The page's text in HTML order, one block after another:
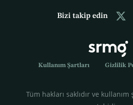
Bizi takip edin
Kullanım Şartları Gizlilik
Tüm hakları saklıdır ve